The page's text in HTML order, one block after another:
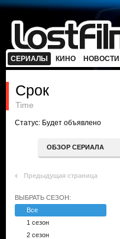
СЕРИАЛЫ КИНО НОВОСТИ
Срок
Time
Статус: Будет объявлено
ОБЗОР СЕРИАЛА
Предыдущая страница
ВЫБРАТЬ СЕЗОН:
Все
1 сезон
2 сезон